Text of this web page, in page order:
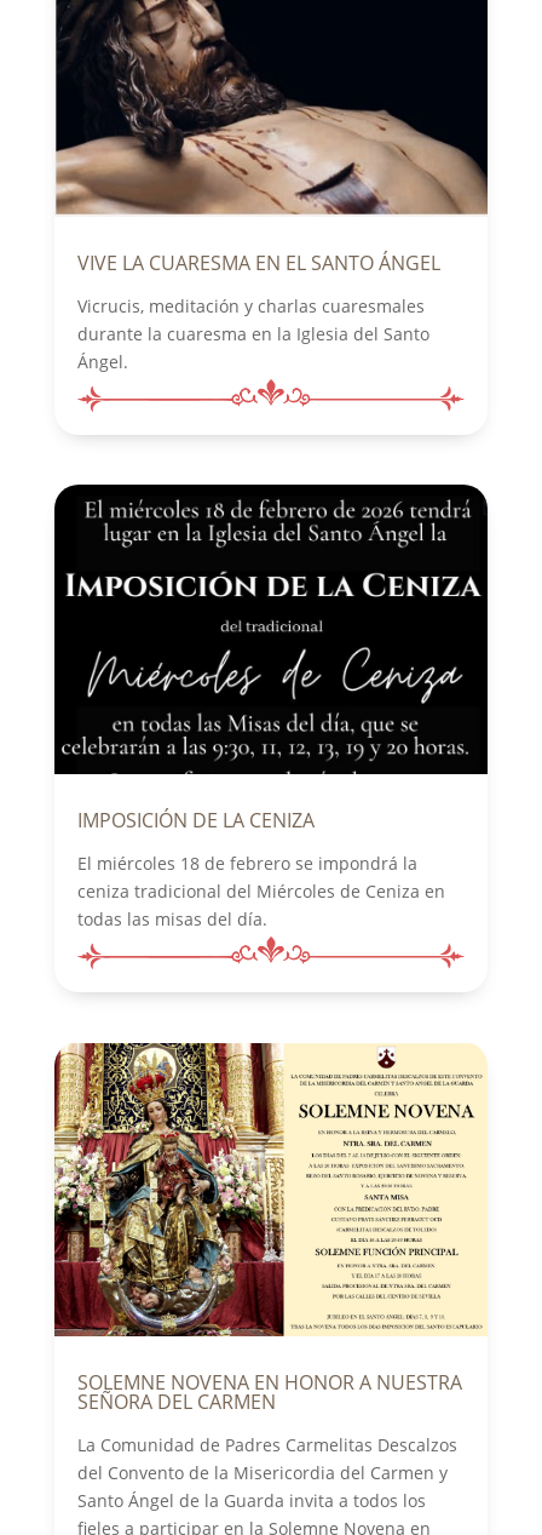
VIVE LA CUARESMA EN EL SANTO ÁNGEL
Vicrucis, meditación y charlas cuaresmales
durante la cuaresma en la Iglesia del Santo
Ángel.
IMPOSICIÓN DE LA CENIZA
El miércoles 18 de febrero se impondrá la
ceniza tradicional del Miércoles de Ceniza en
todas las misas del día.
SOLEMNE NOVENA EN HONOR A NUESTRA
SEÑORA DEL CARMEN
La Comunidad de Padres Carmelitas Descalzos
del Convento de la Misericordia del Carmen y
Santo Ángel de la Guarda invita a todos los
fieles a participar en la Solemne Novena en